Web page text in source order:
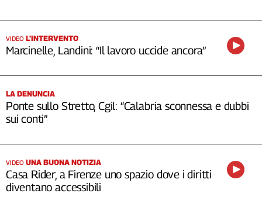
VIDEO L’INTERVENTO
Marcinelle, Landini: “Il lavoro uccide ancora”
LA DENUNCIA
Ponte sullo Stretto, Cgil: “Calabria sconnessa e dubbi
sui conti”
VIDEO UNA BUONA NOTIZIA
Casa Rider, a Firenze uno spazio dove i diritti
diventano accessibili